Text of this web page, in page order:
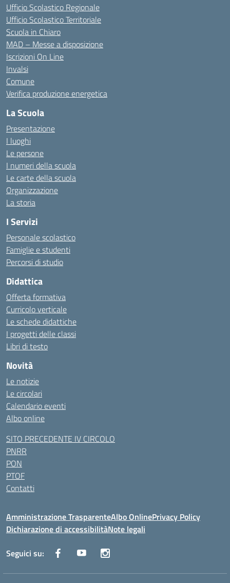
Ufficio Scolastico Regionale
Ufficio Scolastico Territoriale
Scuola in Chiaro
MAD – Messe a disposizione
Iscrizioni On Line
Invalsi
Comune
Verifica produzione energetica
La Scuola
Presentazione
I luoghi
Le persone
I numeri della scuola
Le carte della scuola
Organizzazione
La storia
I Servizi
Personale scolastico
Famiglie e studenti
Percorsi di studio
Didattica
Offerta formativa
Curricolo verticale
Le schede didattiche
I progetti delle classi
Libri di testo
Novità
Le notizie
Le circolari
Calendario eventi
Albo online
SITO PRECEDENTE IV CIRCOLO
PNRR
PON
PTOF
Contatti
Amministrazione TrasparenteAlbo OnlinePrivacy Policy
Dichiarazione di accessibilitàNote legali
Seguici su: